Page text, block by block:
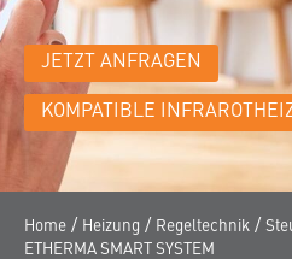
KARRIERE
NEWSLETTER
HÄNDLERSUCHE
JETZT ANFRAGEN
KOMPATIBLE
Home / Heizung / Regeltechnik /
ETHERMA SMART SYSTEM